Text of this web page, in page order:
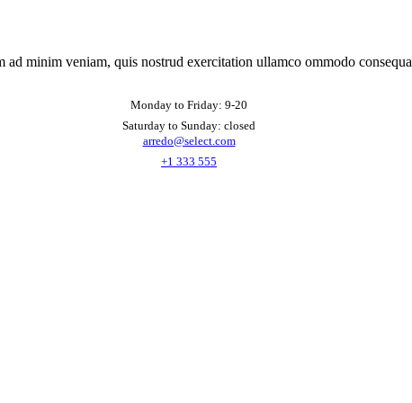
ad minim veniam, quis nostrud exercitation ullamco ommodo
Monday to Friday: 9-20
Saturday to Sunday: closed
arredo@select.com
+1 333 555